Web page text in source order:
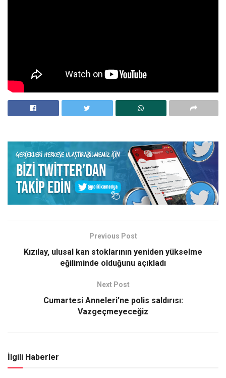
Previous Post
Kızılay, ulusal kan stoklarının yeniden yükselme
eğiliminde olduğunu açıkladı
Next Post
Cumartesi Anneleri’ne polis saldırısı:
Vazgeçmeyeceğiz
İlgili Haberler